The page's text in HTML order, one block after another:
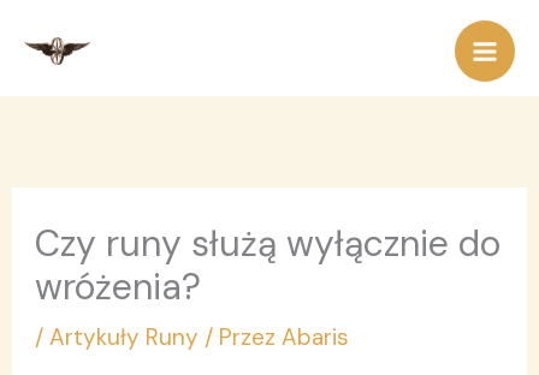
treści
Czy runy służą wyłącznie do
wróżenia?
/Artykuły Runy / PrzezAbaris